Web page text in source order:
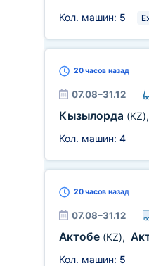
Кол. машин: 5
20 часовназад
07.08–31.12
Кызылорда (KZ),
Кол. машин: 4
20 часовназад
07.08–31.12
Актобе (KZ),
Кол. машин: 5